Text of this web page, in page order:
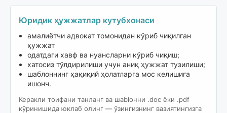
Юридик ҳужжатлар кутубхонаси
амалиётчи адвокат томонидан кўриб чиқилган
ҳужжат
одатдаги хавф ва нуансларни кўриб чиқиш;
хатосиз тўлдирилиши учун аниқ ҳужжат тузилиши;
шаблоннинг ҳақиқий ҳолатларга мос келишига
ишонч.
Керакли тоифани танланг ва шablонни .doc ёки .pdf
кўринишида юклаб олинг — ўзингизнинг вазиятингизга